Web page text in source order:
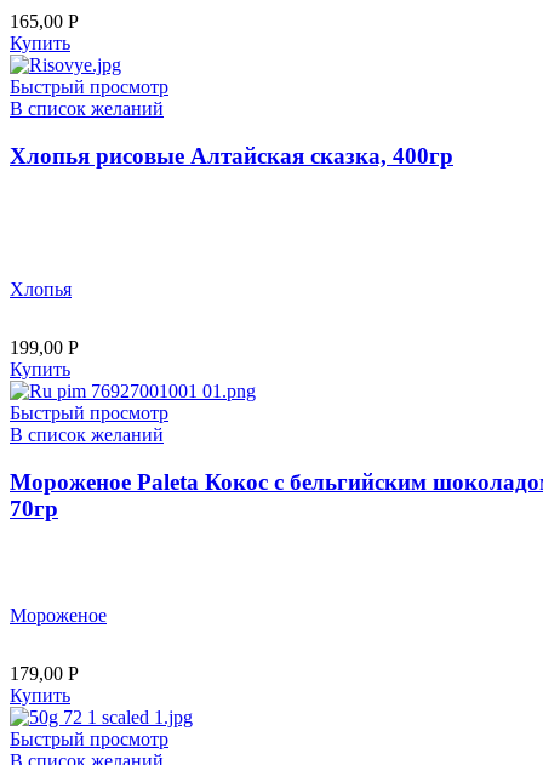
165,00 Р
Купить
Быстрый просмотр
В список желаний
Хлопья рисовые Алтайская сказка, 400гр
Хлопья
199,00 Р
Купить
Быстрый просмотр
В список желаний
Мороженое Paleta Кокос с бельгийским
70гр
Мороженое
179,00 Р
Купить
Быстрый просмотр